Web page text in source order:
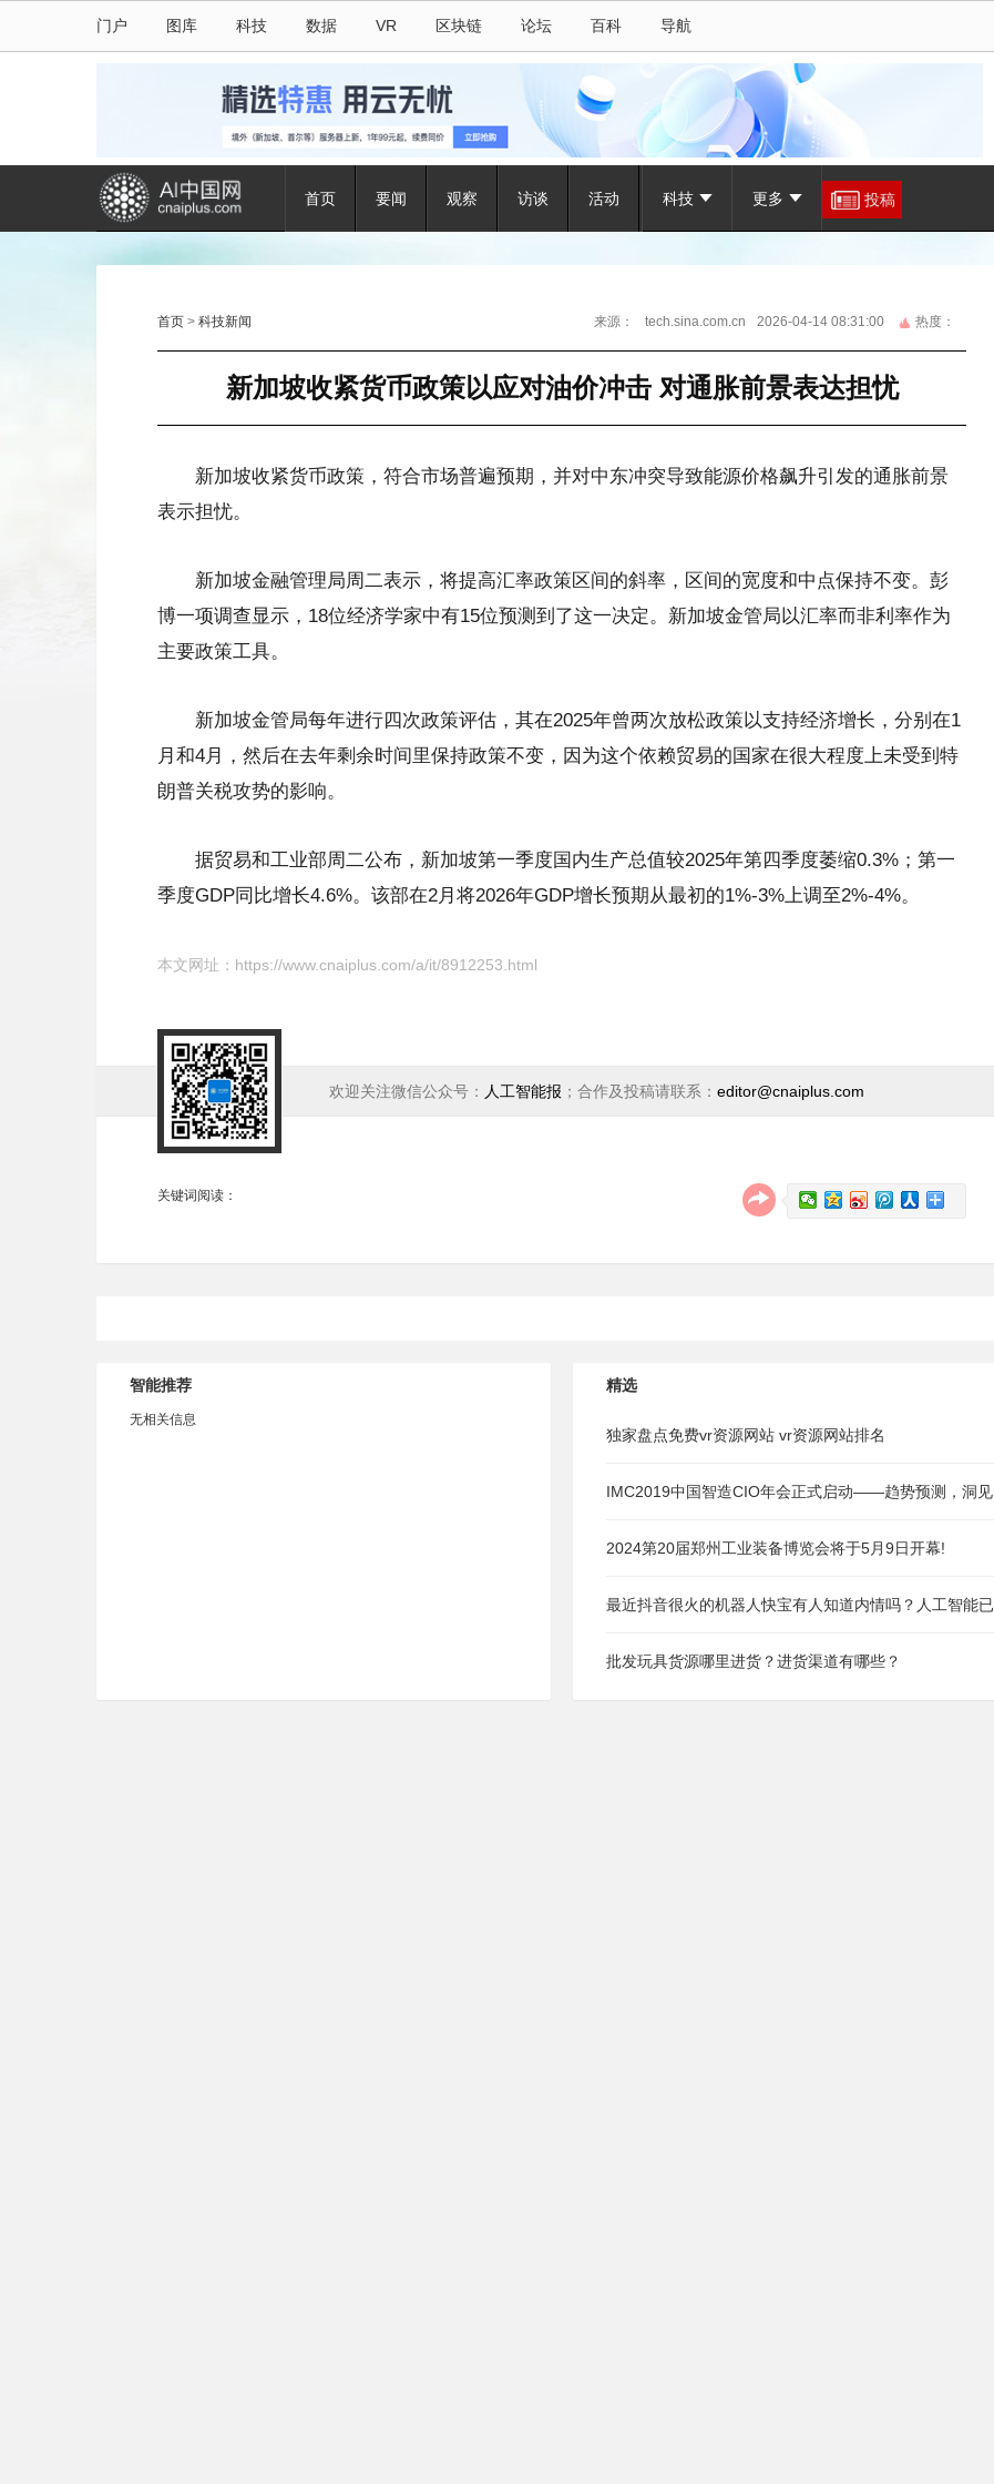
门户 图库 科技 数据 VR 区块链 论坛 百科 导航
首页 要闻 观察 访谈 活动 科技 更多 投稿
首页 > 科技新闻 来源： tech.sina.com.cn 2026-04-14 08:31:00 热度：
新加坡收紧货币政策以应对油价冲击 对通胀前景表达担忧
新加坡收紧货币政策，符合市场普遍预期，并对中东冲突导致能源价格飙升引发的通胀前景
表示担忧。
新加坡金融管理局周二表示，将提高汇率政策区间的斜率，区间的宽度和中点保持不变。彭
博一项调查显示，18位经济学家中有15位预测到了这一决定。新加坡金管局以汇率而非利率作为
主要政策工具。
新加坡金管局每年进行四次政策评估，其在2025年曾两次放松政策以支持经济增长，分别在1
月和4月，然后在去年剩余时间里保持政策不变，因为这个依赖贸易的国家在很大程度上未受到特
朗普关税攻势的影响。
据贸易和工业部周二公布，新加坡第一季度国内生产总值较2025年第四季度萎缩0.3%；第一
季度GDP同比增长4.6%。该部在2月将2026年GDP增长预期从最初的1%-3%上调至2%-4%。
本文网址： https://www.cnaiplus.com/a/it/8912253.html
欢迎关注微信公众号： 人工智能报 ；合作及投稿请联系：editor@cnaiplus.com
关键词阅读：
智能推荐
无相关信息
精选
独家盘点免费vr资源网站 vr资源网站排名
IMC2019中国智造CIO年会正式启动——趋势预测，洞见
未来智造！
2024第20届郑州工业装备博览会将于5月9日开幕!
最近抖音很火的机器人快宝有人知道内情吗？人工智能已
经逆天？
批发玩具货源哪里进货？进货渠道有哪些？